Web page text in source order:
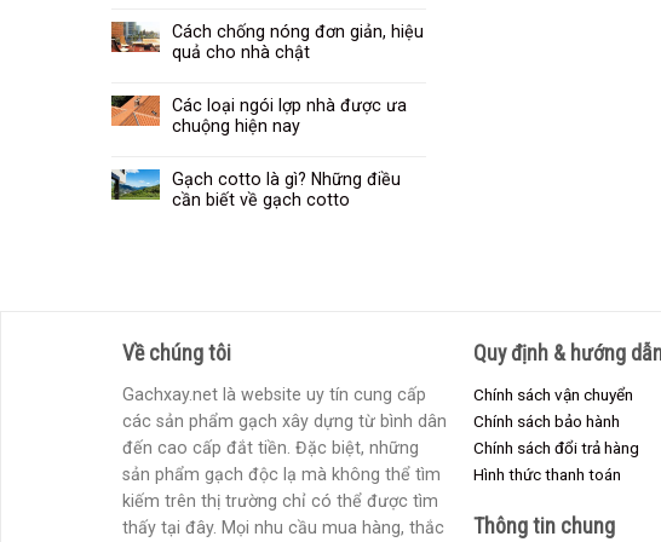
Cách chống nóng đơn giản, hiệu
quả cho nhà chật
Các loại ngói lợp nhà được ưa
chuộng hiện nay
Gạch cotto là gì? Những điều
cần biết về gạch cotto
Về chúng tôi
Gachxay.net là website uy tín cung cấp
các sản phẩm gạch xây dựng từ bình dân
đến cao cấp đắt tiền. Đặc biệt, những
sản phẩm gạch độc lạ mà không thể tìm
kiếm trên thị trường chỉ có thể được tìm
thấy tại đây. Mọi nhu cầu mua hàng, thắc
Quy định & hướng
Chính sách vận chuyển
Chính sách bảo hành
Chính sách đổi trả hàng
Hình thức thanh toán
Thông tin chung